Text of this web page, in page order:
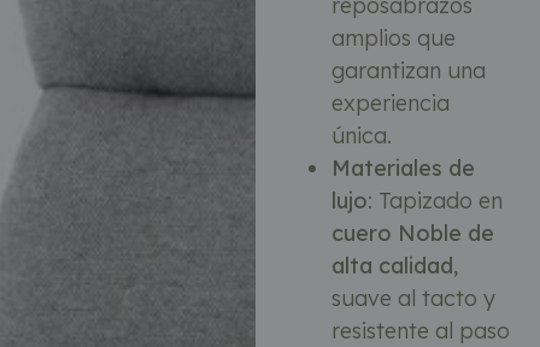
amplios que
garantizan una
experiencia
única.
Materiales de
lujo: Tapizado en
cuero Noble de
alta calidad,
suave al tacto y
resistente al paso